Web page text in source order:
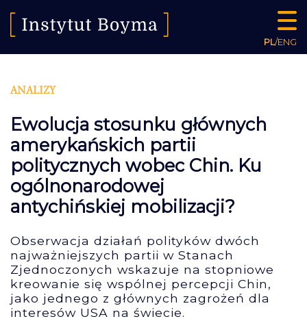
PL/ENG
ANALIZY
Ewolucja stosunku głównych
amerykańskich partii
politycznych wobec Chin. Ku
ogólnonarodowej
antychińskiej mobilizacji?
Obserwacja działań polityków dwóch
najważniejszych partii w Stanach
Zjednoczonych wskazuje na stopniowe
kreowanie się wspólnej percepcji Chin,
jako jednego z głównych zagrożeń dla
interesów USA na świecie.